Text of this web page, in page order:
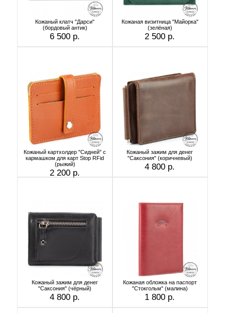
Кожаный клатч "Дарси"
(бордовый антик)
6 500 р.
Кожаная визитница "Майорка"
(зелёная)
2 500 р.
Кожаный картхолдер "Сидней" с
кармашком для карт Stop RFid
(рыжий)
2 200 р.
Кожаный зажим для денег
"Саксония" (коричневый)
4 800 р.
Кожаный зажим для денег
"Саксония" (чёрный)
4 800 р.
Кожаная обложка на паспорт
"Стокгольм" (малина)
1 800 р.